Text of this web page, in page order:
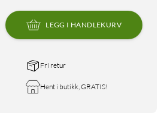
LEGG I HANDLEKURV
Fri retur
Hent i butikk, GRATIS!